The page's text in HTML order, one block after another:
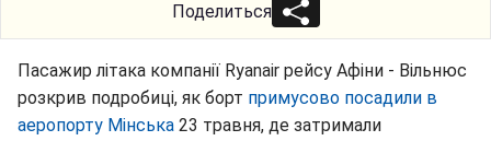
Поделиться
Пасажир літака компанії Ryanair рейсу Афіни - Вільнюс
розкрив подробиці, як борт примусово посадили в
аеропорту Мінська 23 травня, де затримали